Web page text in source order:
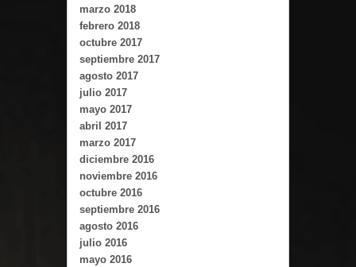
marzo 2018
febrero 2018
octubre 2017
septiembre 2017
agosto 2017
julio 2017
mayo 2017
abril 2017
marzo 2017
diciembre 2016
noviembre 2016
octubre 2016
septiembre 2016
agosto 2016
julio 2016
mayo 2016